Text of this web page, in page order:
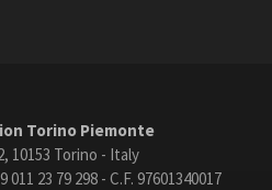
Torino Piemonte
10153 Torino - Italy
011 23 79 298 - C.F. 97601340017